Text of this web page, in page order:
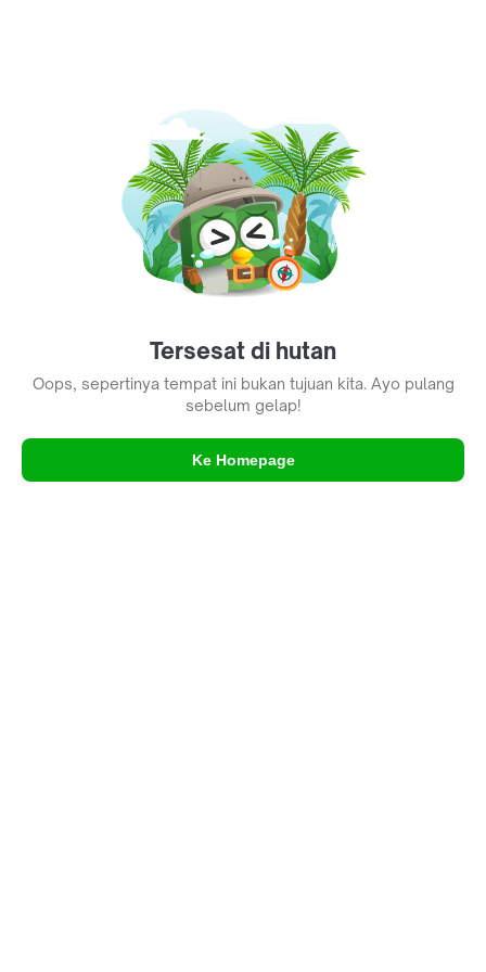
Tersesat di hutan
Oops, sepertinya tempat ini bukan tujuan kita. Ayo pulang
sebelum gelap!
Ke Homepage